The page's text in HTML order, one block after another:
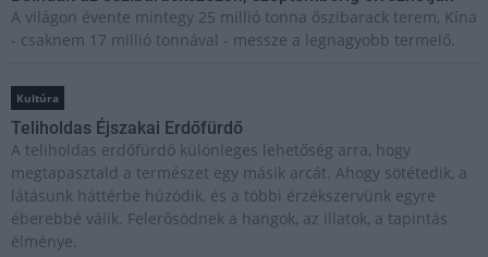
A világon évente mintegy 25 millió tonna őszibarack terem, Kína
- csaknem 17 millió tonnával - messze a legnagyobb termelő.
Kultúra
Teliholdas Éjszakai Erdőfürdő
A teliholdas erdőfürdő különleges lehetőség arra, hogy
megtapasztald a természet egy másik arcát. Ahogy sötétedik, a
látásunk háttérbe húzódik, és a többi érzékszervünk egyre
éberebbé válik. Felerősödnek a hangok, az illatok, a tapintás
élménye.